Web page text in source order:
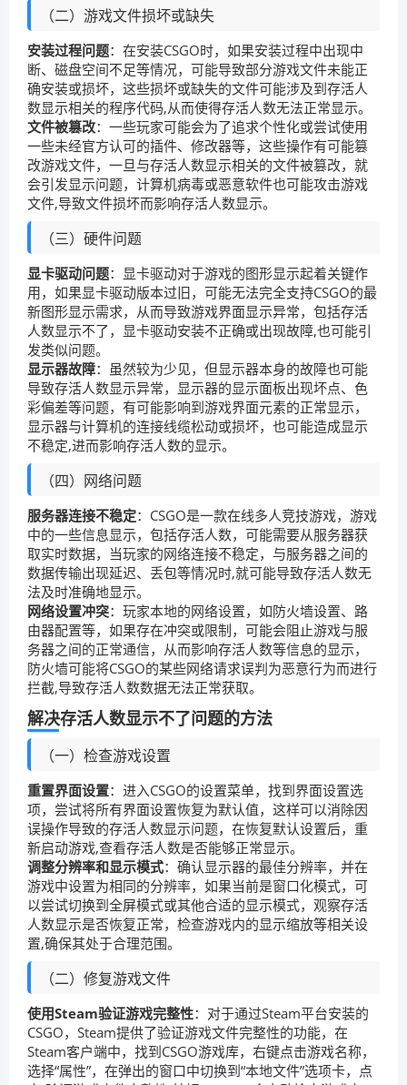
（二）游戏文件损坏或缺失
安装过程问题：在安装CSGO时，如果安装过程中出现中
断、磁盘空间不足等情况，可能导致部分游戏文件未能正
确安装或损坏，这些损坏或缺失的文件可能涉及到存活人
数显示相关的程序代码,从而使得存活人数无法正常显示。
文件被篡改：一些玩家可能会为了追求个性化或尝试使用
一些未经官方认可的插件、修改器等，这些操作有可能篡
改游戏文件，一旦与存活人数显示相关的文件被篡改，就
会引发显示问题，计算机病毒或恶意软件也可能攻击游戏
文件,导致文件损坏而影响存活人数显示。
（三）硬件问题
显卡驱动问题：显卡驱动对于游戏的图形显示起着关键作
用，如果显卡驱动版本过旧，可能无法完全支持CSGO的最
新图形显示需求，从而导致游戏界面显示异常，包括存活
人数显示不了，显卡驱动安装不正确或出现故障,也可能引
发类似问题。
显示器故障：虽然较为少见，但显示器本身的故障也可能
导致存活人数显示异常，显示器的显示面板出现坏点、色
彩偏差等问题，有可能影响到游戏界面元素的正常显示，
显示器与计算机的连接线缆松动或损坏，也可能造成显示
不稳定,进而影响存活人数的显示。
（四）网络问题
服务器连接不稳定：CSGO是一款在线多人竞技游戏，游戏
中的一些信息显示，包括存活人数，可能需要从服务器获
取实时数据，当玩家的网络连接不稳定，与服务器之间的
数据传输出现延迟、丢包等情况时,就可能导致存活人数无
法及时准确地显示。
网络设置冲突：玩家本地的网络设置，如防火墙设置、路
由器配置等，如果存在冲突或限制，可能会阻止游戏与服
务器之间的正常通信，从而影响存活人数等信息的显示，
防火墙可能将CSGO的某些网络请求误判为恶意行为而进行
拦截,导致存活人数数据无法正常获取。
解决存活人数显示不了问题的方法
（一）检查游戏设置
重置界面设置：进入CSGO的设置菜单，找到界面设置选
项，尝试将所有界面设置恢复为默认值，这样可以消除因
误操作导致的存活人数显示问题，在恢复默认设置后，重
新启动游戏,查看存活人数是否能够正常显示。
调整分辨率和显示模式：确认显示器的最佳分辨率，并在
游戏中设置为相同的分辨率，如果当前是窗口化模式，可
以尝试切换到全屏模式或其他合适的显示模式，观察存活
人数显示是否恢复正常，检查游戏内的显示缩放等相关设
置,确保其处于合理范围。
（二）修复游戏文件
使用Steam验证游戏完整性：对于通过Steam平台安装的
CSGO，Steam提供了验证游戏文件完整性的功能，在
Steam客户端中，找到CSGO游戏库，右键点击游戏名称，
选择“属性”，在弹出的窗口中切换到“本地文件”选项卡，点